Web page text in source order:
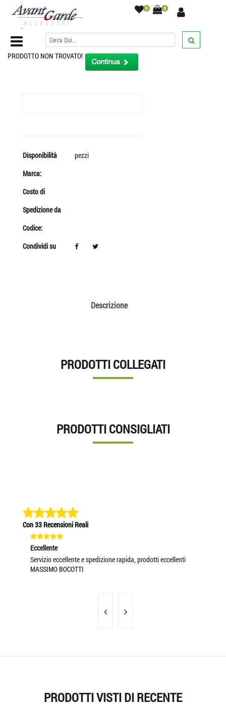
0 0
Home Page//
PRODOTTO NON TROVATO!
Disponibilità
pezzi
Marca:
Costo di
Spedizione da
Codice:
Condividi su
Descrizione
PRODOTTI COLLEGATI
PRODOTTI CONSIGLIATI
Con 33 Recensioni Reali
Eccellente
Servizio eccellente e spedizione rapida, prodotti eccellenti
MASSIMO BOCOTTI
Eccellente
Venditore TOP...spedizione rapidissima! Eccellente
EDOARDO NOTARANDREA
PRODOTTI VISTI DI RECENTE